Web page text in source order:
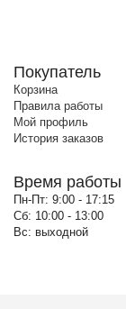
Покупатель
Корзина
Правила работы
Мой профиль
История заказов
Время работы
Пн-Пт: 9:00 - 17:15
Сб: 10:00 - 13:00
Вс: выходной